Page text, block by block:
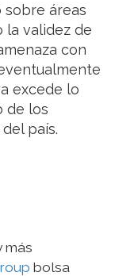
sobre áreas
la validez de
con
excede lo
de los
país.
más
bolsa